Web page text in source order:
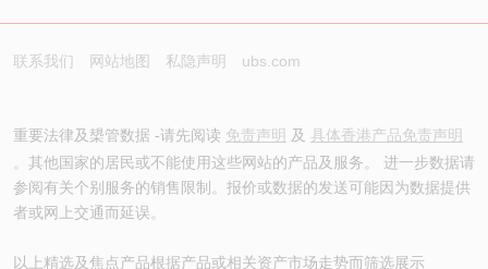
联系我们 网站地图 私隐声明 ubs.com
重要法律及槼管数据 -请先阅读 免责声明 及 具体香港产品免责声明
。其他国家的居民或不能使用这些网站的产品及服务。 进一步数据请
参阅有关个别服务的销售限制。报价或数据的发送可能因为数据提供
者或网上交通而延误。
以上精选及焦点产品根据产品或相关资产市场走势而筛选展示